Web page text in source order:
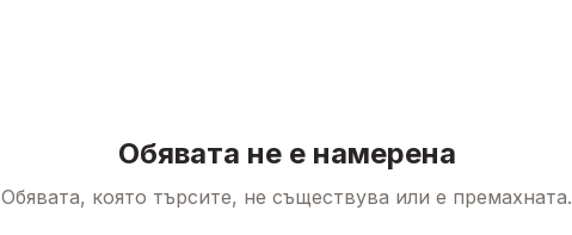
Обявата не е намерена
Обявата, която търсите, не съществува или е премахната.